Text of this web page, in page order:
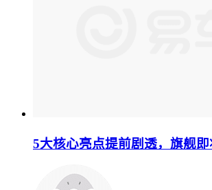
5大核心亮点提前剧透，旗舰